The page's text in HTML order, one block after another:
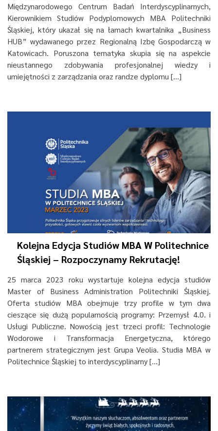
Międzynarodowego Centrum Badań Interdyscyplinarnych,
Kierownikiem Studiów Podyplomowych MBA Politechniki
Śląskiej, który ukazał się na łamach kwartalnika „Business
HUB” wydawanego przez Regionalną Izbę Gospodarczą w
Katowicach. Poruszona tematyka skupia się na aspekcie
nieustannego zdobywania profesjonalnej wiedzy i
umiejętności z zarządzania oraz randze dyplomu […]
Kolejna Edycja Studiów MBA W Politechnice
Śląskiej – Rozpoczynamy Rekrutację!
25 marca 2023 roku wystartuje kolejna edycja studiów
Master of Business Administration Politechniki Śląskiej.
Oferta studiów MBA obejmuje trzy profile w tym dwa
cieszące się dużą popularnością programy: Przemysł 4.0. i
Usługi Publiczne. Nowością jest trzeci profil: Technologie
Wodorowe i Transformacja Energetyczna, którego
partnerem strategicznym jest Grupa Veolia. Studia MBA w
Politechnice Śląskiej to interdyscyplinarny […]